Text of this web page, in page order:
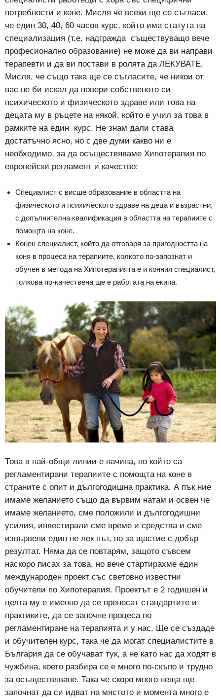
потребности и коне. Мисля че всеки ще се съгласи,
че един 30, 40, 60 часов курс, който има статута на
специализация (т.е. надгражда съществуващо вече
професионално образование) не може да ви направи
терапевти и да ви постави в ролята да ЛЕКУВАТЕ.
Мисля, че също така ще се съгласите, че никои от
вас не би искал да повери собственото си
психическото и физическото здраве или това на
децата му в ръцете на някой, който е учил за това в
рамките на един курс. Не знам дали става
достатъчно ясно, но с две думи какво ни е
необходимо, за да осъществяваме Хипотерапия по
европейски регламент и качество:
Специалист с висше образование в областта на
физическото и психическото здраве на деца и възрастни,
с допълнителна квалификация в областта на терапиите с
помощта на коне.
Конен специалист, който да отговаря за пригодността на
коня в процеса на терапиите, колкото по-запознат и
обучен в метода на Хипотерапията е и конния специалист,
толкова по-качествена ще е работата на екипа.
Това в най-общи линии е начина, по който са
регламентирани терапиите с помощта на коне в
страните с опит и дългогодишна практика. А пък ние
имаме желанието също да вървим натам и освен че
имаме желанието, сме положили и дългогодишни
усилия, инвестирали сме време и средства и сме
извървели един не лек път, но за щастие с добър
резултат. Няма да се повтарям, защото съвсем
наскоро писах за това, но вече стартирахме един
международен проект със световно известни
обучители по Хипотерапия. Проектът е 2 годишен и
целта му е именно да се пренесат стандартите и
практиките, да се започне процеса по
регламентиране на терапията и у нас. Ще се създаде
и обучителен курс, така че да могат специалистите в
България да се обучават тук, а не като нас да ходят в
чужбина, което разбира се е много по-скъпо и трудно
за осъществяване. Така че скоро много неща ще
започнат да си идват на мястото и момента много е